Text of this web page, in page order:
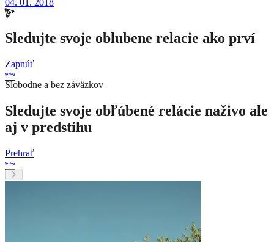
Sledujte svoje oblubene relacie ako prví
Zapnúť
Slobodne a bez záväzkov
Sledujte svoje obľúbené relácie naživo ale
aj v predstihu
Prehrať